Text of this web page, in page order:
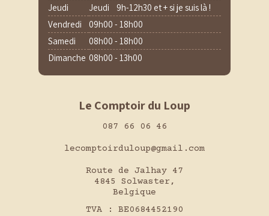
Jeudi
Jeudi 9h-12h30 et + si je suis là !
Vendredi
09h00 - 18h00
Samedi
08h00 - 18h00
Dimanche 08h00 - 13h00
Le Comptoir du Loup
087 66 06 46
lecomptoirduloup@gmail.com
Route de Jalhay 47
4845 Solwaster,
Belgique
TVA : BE0684452190